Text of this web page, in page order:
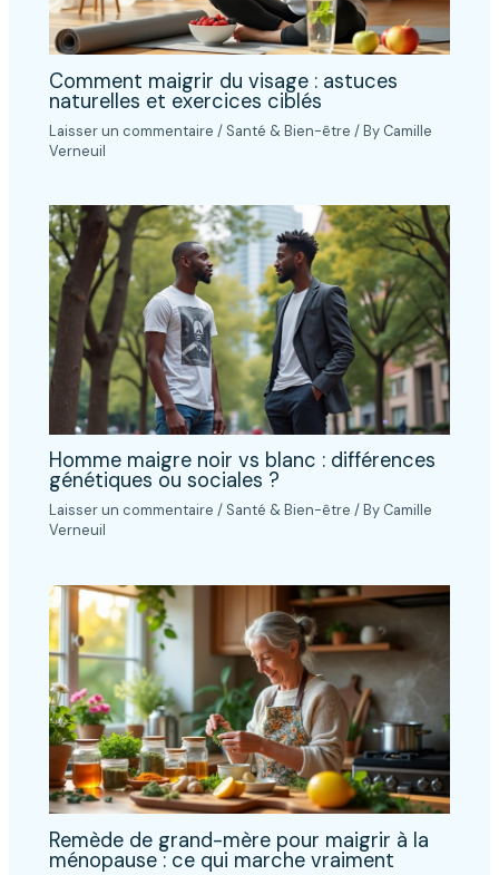
Comment maigrir du visage : astuces
naturelles et exercices ciblés
Laisser un commentaire / Santé & Bien-être / By Camille
Verneuil
Homme maigre noir vs blanc : différences
génétiques ou sociales ?
Laisser un commentaire / Santé & Bien-être / By Camille
Verneuil
Remède de grand-mère pour maigrir à la
ménopause : ce qui marche vraiment